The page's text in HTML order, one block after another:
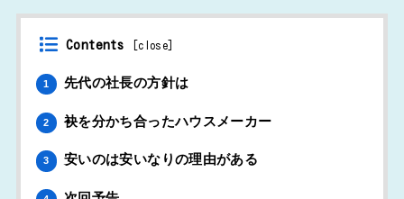
Contents close
1 先代の社長の方針は
2 袂を分かち合ったハウスメーカー
3 安いのは安いなりの理由がある